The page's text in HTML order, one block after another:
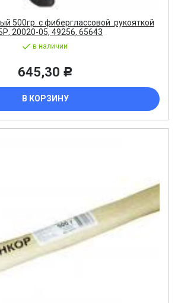
500гр. с фиберглассовой .рукояткой
20020-05, 49256, 65643
в наличии
645,30 Р
В КОРЗИНУ